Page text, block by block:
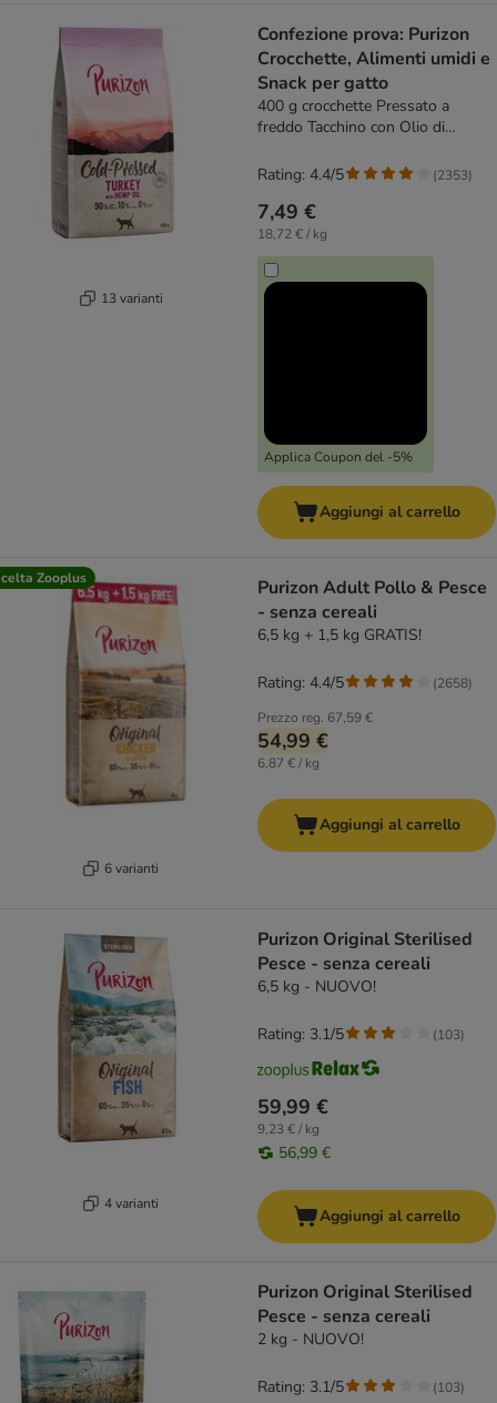
13 varianti
Confezione prova: Purizon
Crocchette, Alimenti umidi e
Snack per gatto
400 g crocchette Pressato a
freddo Tacchino con Olio di
7,49 €
18,72 € / kg
Applica Coupon del -5%
Rating: 4.4/5 (2353)
Aggiungi al carrello
Zooplus
6 varianti
Purizon Adult Pollo & Pesce
- senza cereali
6,5 kg + 1,5 kg GRATIS!
Prezzo reg. 67,59 €
54,99 €
6,87 € / kg
Rating: 4.4/5 (2658)
Aggiungi al carrello
4 varianti
Purizon Original Sterilised
Pesce - senza cereali
6,5 kg - NUOVO!
59,99 €
9,23 € / kg
56,99 €
Rating: 3.1/5 (103)
Aggiungi al carrello
Purizon Original Sterilised
Pesce - senza cereali
2 kg - NUOVO!
Rating: 3.1/5 (103)